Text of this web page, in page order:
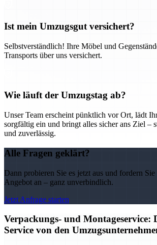
Ist mein Umzugsgut versichert?
Selbstverständlich! Ihre Möbel und
Transports über uns versichert.
Wie läuft der Umzugstag ab?
Unser Team erscheint pünktlich vor Ort, lädt
sorgfältig ein und bringt alles sicher ans Ziel –
und zuverlässig.
Alle Fragen geklärt?
Dann probieren Sie es jetzt aus und fordern
Angebot an – ganz unverbindlich.
Jetzt Anfrage starten
Verpackungs- und Montageservice:
Service von den